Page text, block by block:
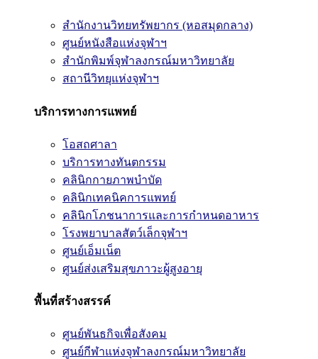
สำนักงานวิทยทรัพยากร (หอสมุดกลาง)
ศูนย์หนังสือแห่งจุฬาฯ
สำนักพิมพ์จุฬาลงกรณ์มหาวิทยาลัย
สถานีวิทยุแห่งจุฬาฯ
บริการทางการแพทย์
โอสถศาลา
บริการทางทันตกรรม
คลินิกกายภาพบำบัด
คลินิกเทคนิคการแพทย์
คลินิกโภชนาการและการกำหนดอาหาร
โรงพยาบาลสัตว์เล็กจุฬาฯ
ศูนย์เอ็มเน็ต
ศูนย์ส่งเสริมสุขภาวะผู้สูงอายุ
พื้นที่สร้างสรรค์
ศูนย์พันธกิจเพื่อสังคม
ศูนย์กีฬาแห่งจุฬาลงกรณ์มหาวิทยาลัย